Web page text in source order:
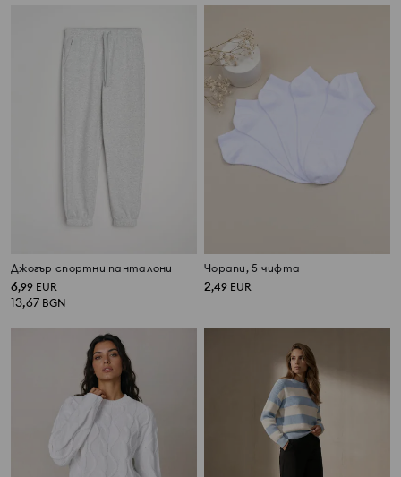
Джогър спортни панталони
6,99 EUR
13,67 BGN
Чорапи, 5 чифта
2,49 EUR